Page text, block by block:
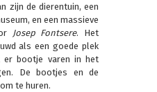
zijn de dierentuin, een
en een massieve
Josep Fontsere. Het
als een goede plek
bootje varen in het
De bootjes en de
te huren.